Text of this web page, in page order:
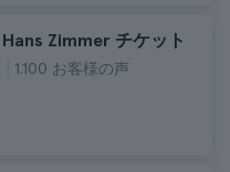
Zimmer チケット
1.100 お客様の声